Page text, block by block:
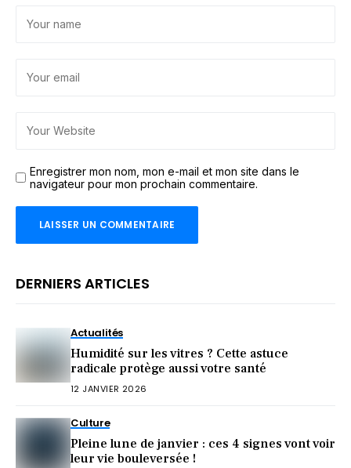
Enregistrer mon nom, mon e-mail et mon site dans le
navigateur pour mon prochain commentaire.
DERNIERS ARTICLES
Actualités
Humidité sur les vitres ? Cette astuce
radicale protège aussi votre santé
12 JANVIER 2026
Culture
Pleine lune de janvier : ces 4 signes vont voir
leur vie bouleversée !